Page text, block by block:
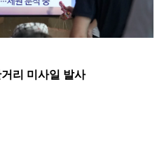
리 미사일 발사